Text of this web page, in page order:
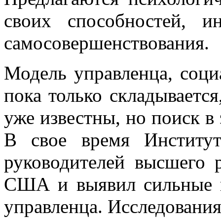
своих способностей,
самосовершенствования.
Модель управленца,
пока только
уже известны, но поиск
В свое время
руководителей высшего
США и выявил сильные
управленца.